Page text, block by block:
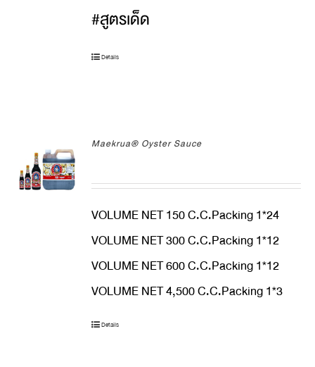
#สูตรเด็ด
Details
Maekrua® Oyster Sauce
VOLUME NET 150 C.C.Packing 1*24
VOLUME NET 300 C.C.Packing 1*12
VOLUME NET 600 C.C.Packing 1*12
VOLUME NET 4,500 C.C.Packing 1*3
Details